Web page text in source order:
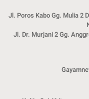
Jl. Poros Kabo Gg. Mulia 2
Jl. Dr. Murjani 2 Gg.